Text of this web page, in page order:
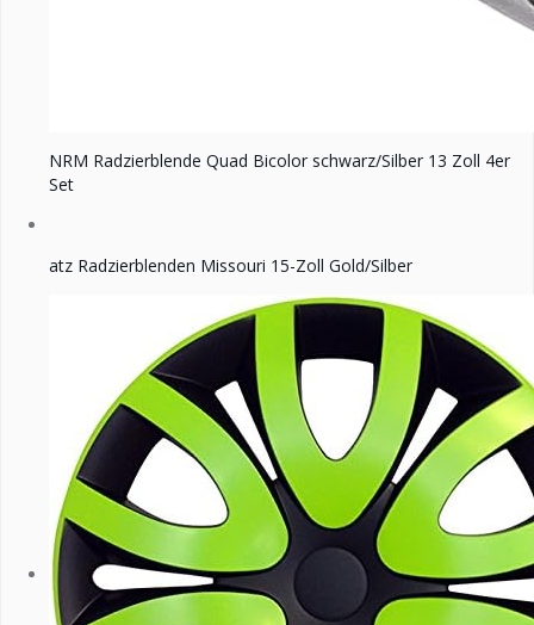
NRM Radzierblende Quad Bicolor schwarz/Silber 13 Zoll 4er
Set
atz Radzierblenden Missouri 15-Zoll Gold/Silber